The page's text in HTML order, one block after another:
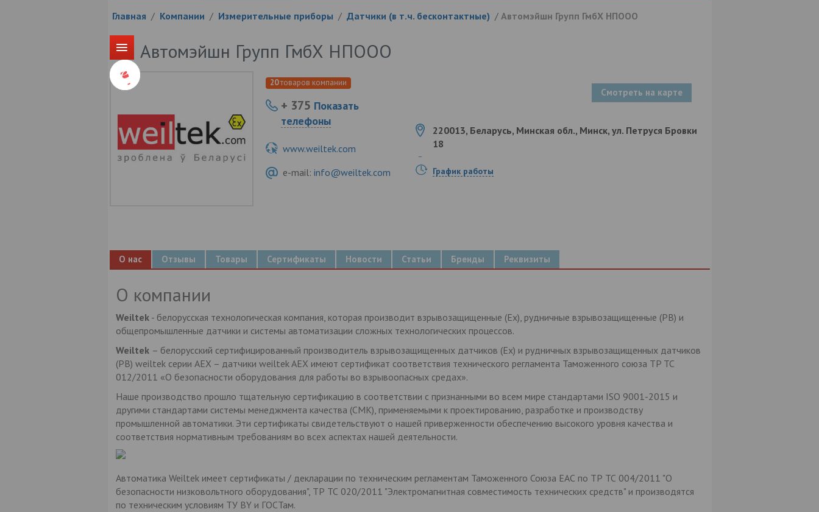
Главная / Компании / Измерительные приборы / Датчики (в т.ч. бесконтактные) / Автомэйшн Групп ГмбХ НПООО
Автомэйшн Групп ГмбХ НПООО
20товаров компании
+ 375 Показать
телефоны
www.weiltek.com
e-mail: info@weiltek.com
Смотреть на карте
220013, Беларусь, Минская обл., Минск, ул. Петруся Бровки
18
График работы
О нас Отзывы Товары Сертификаты Новости Статьи Бренды Реквизиты
О компании
Weiltek- белорусская технологическая компания, которая производит взрывозащищенные (Ех), рудничные взрывозащищенные (РВ) и
общепромышленные датчики и системы автоматизации сложных технологических процессов.
Weiltek – белорусский сертифицированный производитель взрывозащищенных датчиков (Ех) и рудничных взрывозащищенных датчиков
(РВ) weiltek серии AEX – датчики weiltek AEX имеют сертификат соответствия технического регламента Таможенного союза TP ТС
012/2011 «О безопасности оборудования для работы во взрывоопасных средах».
Наше производство прошло тщательную сертификацию в соответствии с признанными во всем мире стандартами ISO 9001-2015 и
другими стандартами системы менеджмента качества (СМК), применяемыми к проектированию, разработке и производству
промышленной автоматики. Эти сертификаты свидетельствуют о нашей приверженности обеспечению высокого уровня качества и
соответствия нормативным требованиям во всех аспектах нашей деятельности.
Автоматика Weiltek имеет сертификаты / декларации по техническим регламентам Таможенного Союза ЕАС по ТР ТС 004/2011 "О
безопасности низковольтного оборудования", ТР ТС 020/2011 "Электромагнитная совместимость технических средств" и производятся
по техническим условиям ТУ BY и ГОСТам.